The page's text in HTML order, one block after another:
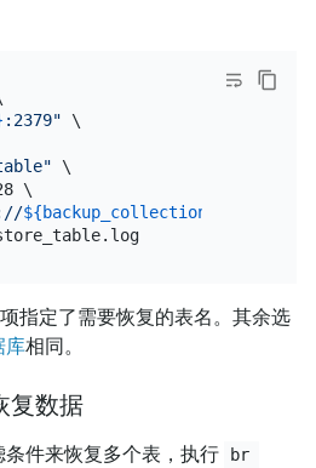
:2379" \
\
\
${backup_collection_addr}
    --log-file restore_table.log
指定了需要恢复的表名。其余选
库相同。
复数据
件来恢复多个表，执行
br